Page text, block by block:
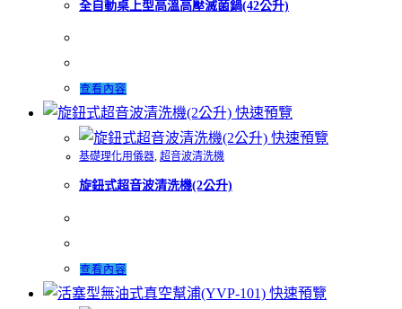
全自動桌上型高溫高壓滅菌鍋(42公升)
查看內容
快速預覽
快速預覽
基礎理化用儀器, 超音波清洗機
旋鈕式超音波清洗機(2公升)
查看內容
快速預覽